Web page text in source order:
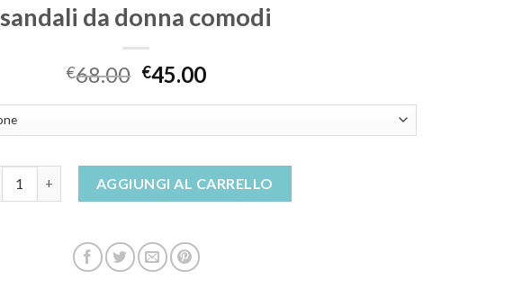
sandali da donna comodi
€68.00 €45.00
AGGIUNGI AL CARRELLO